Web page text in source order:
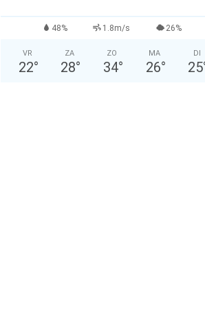
48% 1.8m/s 26%
VR
22°
ZA
28°
ZO
34°
MA
26°
DI
25